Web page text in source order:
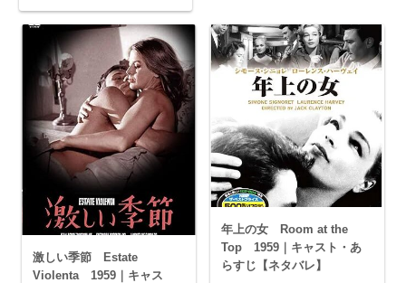
激しい季節 Estate
Violenta 1959｜キャス
年上の女 Room at the
Top 1959｜キャスト・あ
らすじ【ネタバレ】